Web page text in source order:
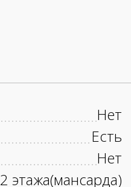
Нет
Есть
Нет
2 этажа(мансарда)